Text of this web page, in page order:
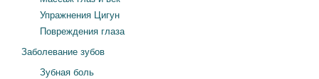
Упражнения Цигун
Повреждения глаза
Заболевание зубов
Зубная боль